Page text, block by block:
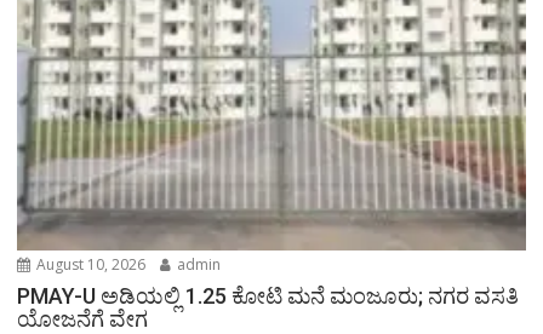
August 10, 2026 admin
PMAY-U ಅಡಿಯಲ್ಲಿ 1.25 ಕೋಟಿ ಮನೆ ಮಂಜೂರು; ನಗರ ವಸತಿ
ಯೋಜನೆಗೆ ವೇಗ